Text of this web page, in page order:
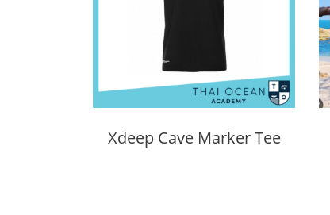
Xdeep Cave Marker Tee